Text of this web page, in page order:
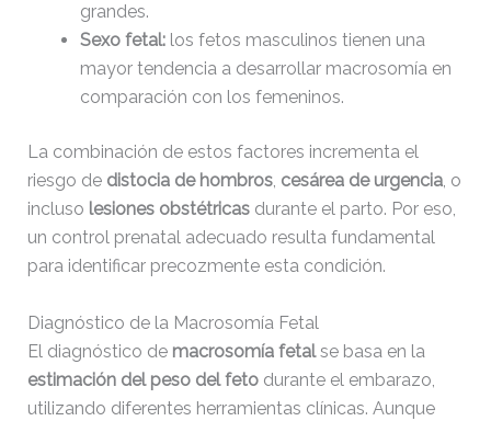
wp-blog-header.php
wp-conffq.php
146.66
KB
2026-
08-08
wp-config-sample.php
KB
grandes.
Sexo fetal:los fetos masculinos tienen una
mayor tendencia a desarrollar macrosomía en
comparación con los femeninos.
La combinación de estos factores incrementa el
riesgo de distocia de hombros, cesárea de urgencia, o
incluso lesiones obstétricasdurante el parto. Por eso,
un control prenatal adecuado resulta fundamental
para identificar precozmente esta condición.
Diagnóstico de la Macrosomía Fetal
El diagnóstico de macrosomía fetalse basa en la
estimación del peso del fetodurante el embarazo,
utilizando diferentes herramientas clínicas. Aunque